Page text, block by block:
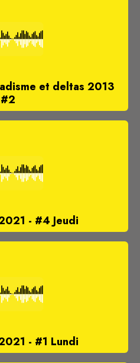
et deltas 2013
#2
- #4 Jeudi
- #1 Lundi